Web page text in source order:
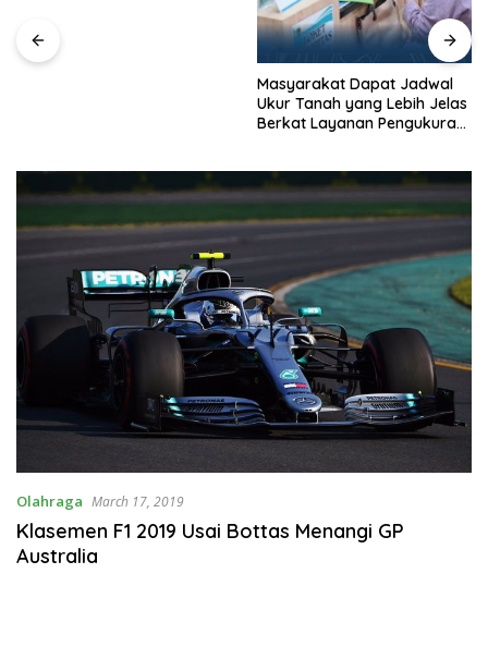
Kapolres Langkat Ajak
Warga Perkuat Iman dan
Perangi Narkoba Lewat
Olahraga March 17, 2019
Klasemen F1 2019 Usai Bottas Menangi GP
Australia